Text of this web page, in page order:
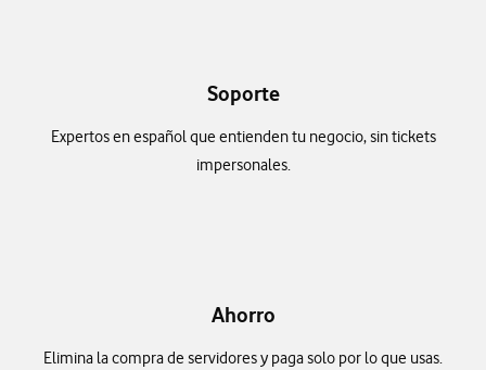
Soporte
Expertos en español que entienden tu negocio, sin tickets
impersonales.
Ahorro
Elimina la compra de servidores y paga solo por lo que usas.